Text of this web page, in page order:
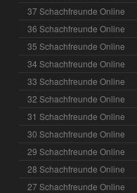
37 Schachfreunde Online
36 Schachfreunde Online
35 Schachfreunde Online
34 Schachfreunde Online
33 Schachfreunde Online
32 Schachfreunde Online
31 Schachfreunde Online
30 Schachfreunde Online
29 Schachfreunde Online
28 Schachfreunde Online
27 Schachfreunde Online